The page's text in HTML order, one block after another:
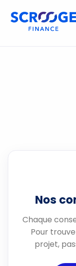
Nos
Chaque
Pour
projet,